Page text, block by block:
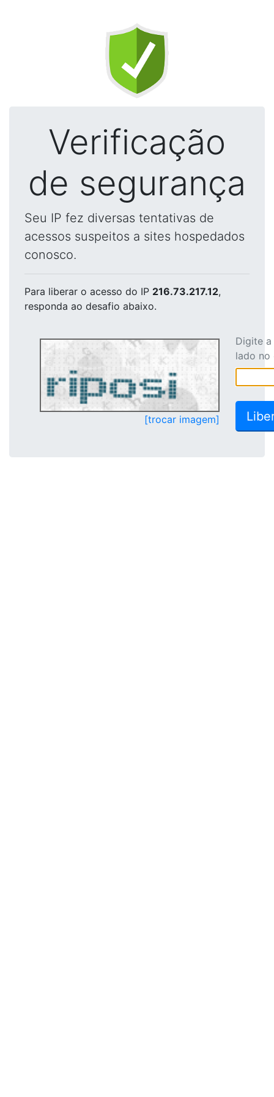
Verificação
de segurança
Seu IP fez diversas tentativas de
acessos suspeitos a sites hospedados
conosco.
Para liberar o acesso do IP 216.73.217.12,
responda ao desafio abaixo.
[trocar imagem]
Digite
lado no